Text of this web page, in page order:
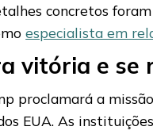
concretos
especialista em
vitória e se
proclamará a
EUA. As